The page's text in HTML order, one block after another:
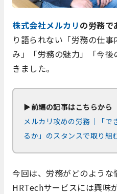
株式会社メルカリの労務で
り語られない「労務の仕
み」「労務の魅力」「今
きました。
▶前編の記事はこちらから
メルカリ攻めの労務｜「で
るか」のスタンスで取り組
今回は、労務がどのような
HRTechサービスには興味